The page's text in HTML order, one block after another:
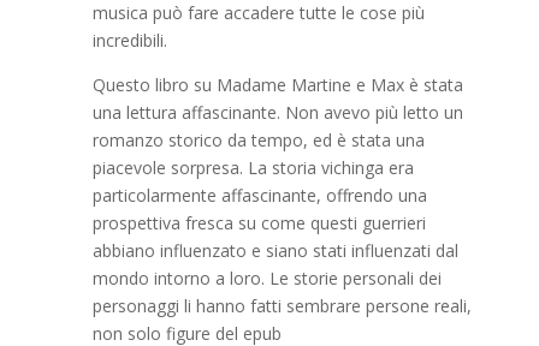
musica può fare accadere tutte le cose più
incredibili.
Questo libro su Madame Martine e Max è stata
una lettura affascinante. Non avevo più letto un
romanzo storico da tempo, ed è stata una
piacevole sorpresa. La storia vichinga era
particolarmente affascinante, offrendo una
prospettiva fresca su come questi guerrieri
abbiano influenzato e siano stati influenzati dal
mondo intorno a loro. Le storie personali dei
personaggi li hanno fatti sembrare persone reali,
non solo figure del epub